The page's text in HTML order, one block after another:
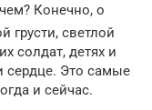
Конечно, о
грусти, светлой
солдат, детях и
сердце. Это самые
и сейчас.